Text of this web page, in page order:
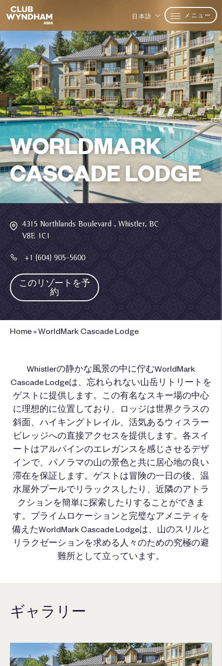
日本語 メニュー
WORLDMARK
CASCADE LODGE
4315 Northlands Boulevard , Whistler, BC
V8E 1C1
+1 (604) 905-5600
このリゾートを予
約
Home »WorldMark Cascade Lodge
Whistlerの静かな風景の中に佇むWorldMark
Cascade Lodgeは、忘れられない山岳リトリートを
ゲストに提供します。この有名なスキー場の中心
に理想的に位置しており、ロッジは世界クラスの
斜面、ハイキングトレイル、活気あるウィスラー
ビレッジへの直接アクセスを提供します。各スイ
ートはアルパインのエレガンスを感じさせるデザ
インで、パノラマの山の景色と共に居心地の良い
滞在を保証します。ゲストは冒険の一日の後、温
水屋外プールでリラックスしたり、近隣のアトラ
クションを簡単に探索したりすることができま
す。プライムロケーションと完璧なアメニティを
備えたWorldMark Cascade Lodgeは、山のスリルと
リラクゼーションを求める人々のための究極の避
難所として立っています。
ギャラリー